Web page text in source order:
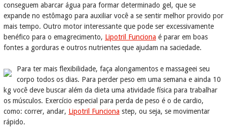
conseguem abarcar água para formar determinado gel, que se
expande no estômago para auxiliar você a se sentir melhor provido por
mais tempo. Outro motor interessante que pode ser excessivamente
benéfico para o emagrecimento, Lipotril Funciona é parar em boas
fontes a gorduras e outros nutrientes que ajudam na saciedade.
Para ter mais flexibilidade, faça alongamentos e massageei seu
corpo todos os dias. Para perder peso em uma semana e ainda 10
kg você deve buscar além da dieta uma atividade física para trabalhar
os músculos. Exercício especial para perda de peso é o de cardio,
como: correr, andar, Lipotril Funciona step, ou seja, se movimentar
rápido.